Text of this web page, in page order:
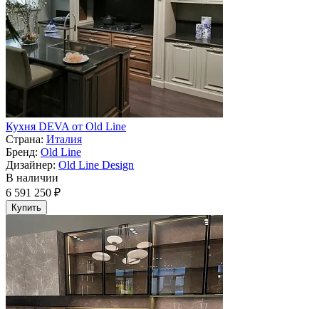
Кухня DEVA от Old Line
Страна: Италия
Бренд: Old Line
Дизайнер: Old Line Design
В наличии
6 591 250 ₽
Купить